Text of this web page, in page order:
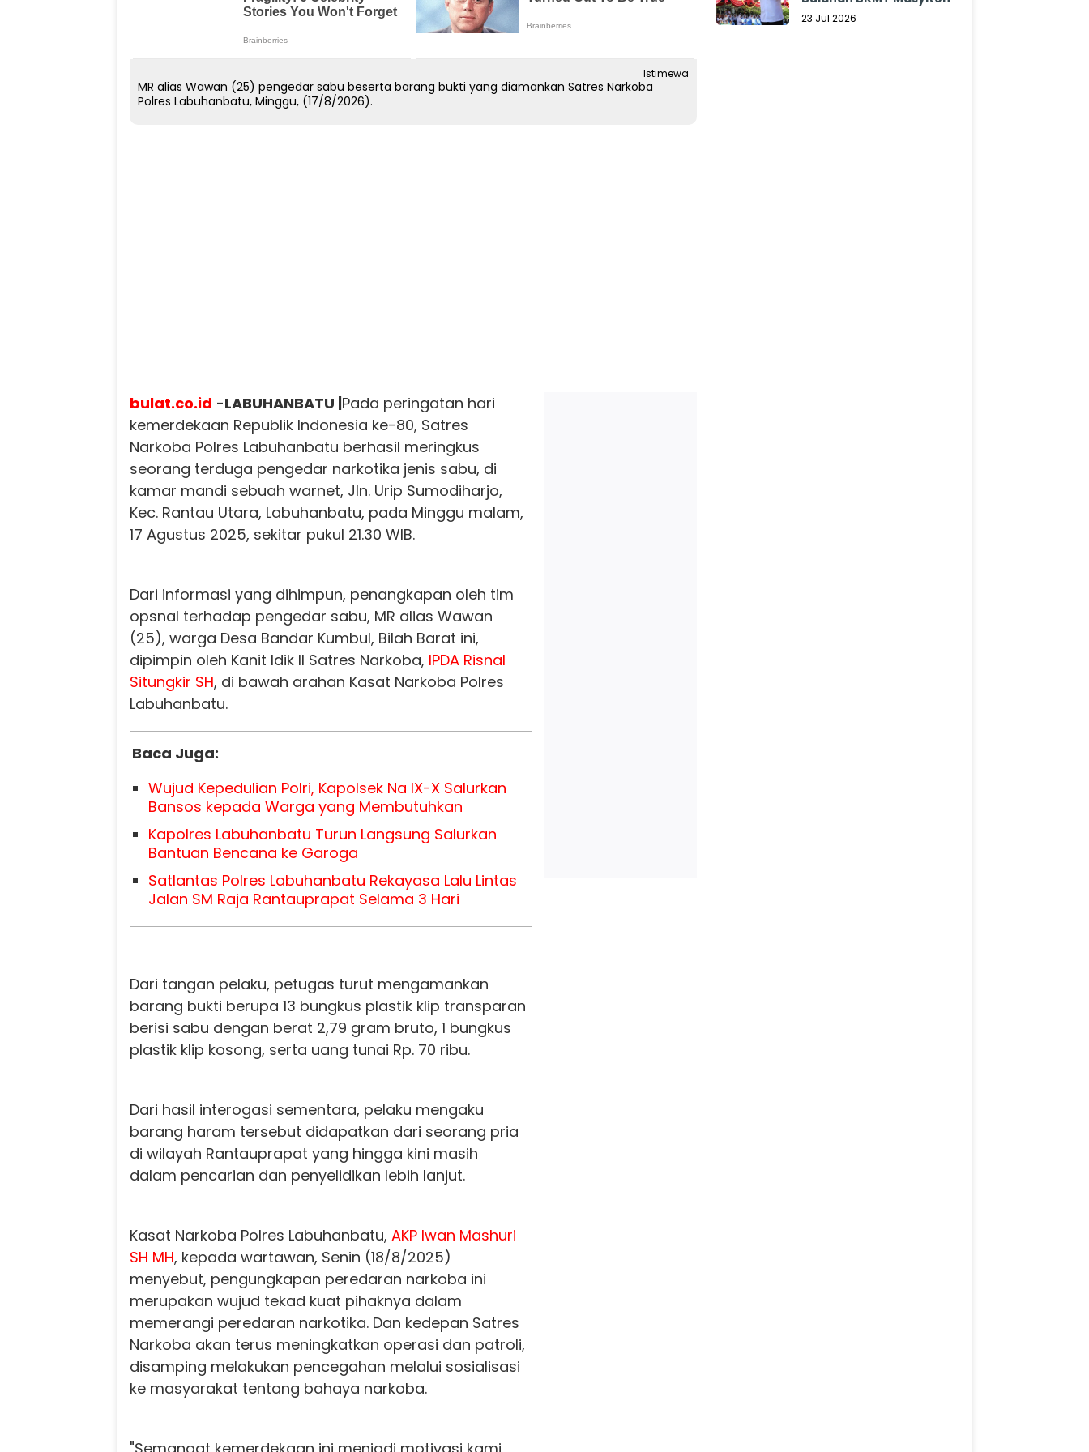
Istimewa
MR alias Wawan (25) pengedar sabu beserta barang bukti yang diamankan Satres Narkoba
Polres Labuhanbatu, Minggu, (17/8/2026).
bulat.co.id -LABUHANBATU |Pada peringatan hari
kemerdekaan Republik Indonesia ke-80, Satres
Narkoba Polres Labuhanbatu berhasil meringkus
seorang terduga pengedar narkotika jenis sabu, di
kamar mandi sebuah warnet, Jln. Urip Sumodiharjo,
Kec. Rantau Utara, Labuhanbatu, pada Minggu malam,
17 Agustus 2025, sekitar pukul 21.30 WIB.
Dari informasi yang dihimpun, penangkapan oleh tim
opsnal terhadap pengedar sabu, MR alias Wawan
(25), warga Desa Bandar Kumbul, Bilah Barat ini,
dipimpin oleh Kanit Idik II Satres Narkoba, IPDA Risnal
Situngkir SH, di bawah arahan Kasat Narkoba Polres
Labuhanbatu.
Baca Juga:
Wujud Kepedulian Polri, Kapolsek Na IX-X Salurkan
Bansos kepada Warga yang Membutuhkan
Kapolres Labuhanbatu Turun Langsung Salurkan
Bantuan Bencana ke Garoga
Satlantas Polres Labuhanbatu Rekayasa Lalu Lintas
Jalan SM Raja Rantauprapat Selama 3 Hari
Dari tangan pelaku, petugas turut mengamankan
barang bukti berupa 13 bungkus plastik klip transparan
berisi sabu dengan berat 2,79 gram bruto, 1 bungkus
plastik klip kosong, serta uang tunai Rp. 70 ribu.
Dari hasil interogasi sementara, pelaku mengaku
barang haram tersebut didapatkan dari seorang pria
di wilayah Rantauprapat yang hingga kini masih
dalam pencarian dan penyelidikan lebih lanjut.
Kasat Narkoba Polres Labuhanbatu, AKP Iwan Mashuri
SH MH, kepada wartawan, Senin (18/8/2025)
menyebut, pengungkapan peredaran narkoba ini
merupakan wujud tekad kuat pihaknya dalam
memerangi peredaran narkotika. Dan kedepan Satres
Narkoba akan terus meningkatkan operasi dan patroli,
disamping melakukan pencegahan melalui sosialisasi
ke masyarakat tentang bahaya narkoba.
23 Jul 2026